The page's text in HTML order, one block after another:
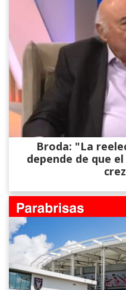
Broda: "La
depende de que